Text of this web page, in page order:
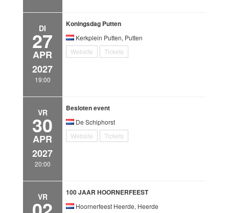
DI
27
APR
2027
19:00
Koningsdag Putten
Kerkplein Putten, Putten
Website
Tickets
VR
30
APR
2027
20:00
Besloten event
De Schiphorst
Website
Tickets
VR 100 JAAR HOORNERFEEST
Hoornerfeest Heerde, Heerde